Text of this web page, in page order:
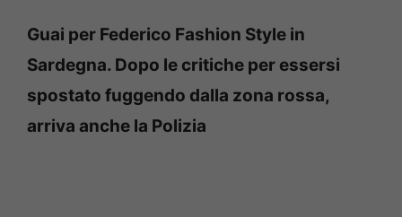
Guai per Federico Fashion Style in
Sardegna. Dopo le critiche per essersi
spostato fuggendo dalla zona rossa,
arriva anche la Polizia